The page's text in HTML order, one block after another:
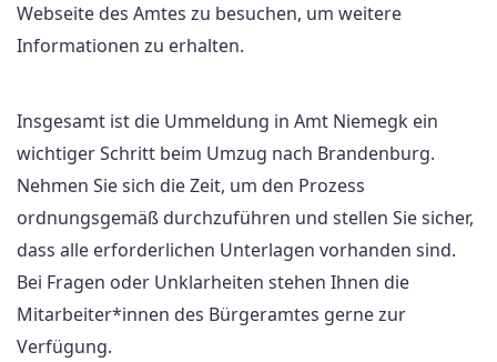
Webseite des Amtes zu besuchen, um weitere
Informationen zu erhalten.
Insgesamt ist die Ummeldung in Amt Niemegk ein
wichtiger Schritt beim Umzug nach Brandenburg.
Nehmen Sie sich die Zeit, um den Prozess
ordnungsgemäß durchzuführen und stellen Sie sicher,
dass alle erforderlichen Unterlagen vorhanden sind.
Bei Fragen oder Unklarheiten stehen Ihnen die
Mitarbeiter*innen des Bürgeramtes gerne zur
Verfügung.